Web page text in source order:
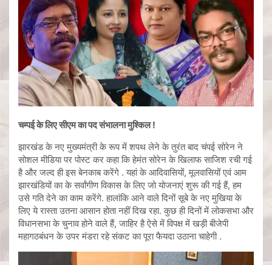
चम्पई के लिए सीएम का पद संभालना मुश्किल!
झारखंड के नए मुख्यमंत्री के रूप में शपथ लेने के तुरंत बाद चंपई सोरेन ने
सोशल मीडिया पर पोस्ट कर कहा कि हेमंत सोरेन के खिलाफ साजिश रची गई
है और जल्द ही इस बेनकाब करेंगे . यहां के आदिवासियों, मूलवासियों एवं आम
झारखंडियों का के सर्वांगीण विकास के लिए जो योजनाएं शुरू की गई हैं, हम
उसे गति देने का काम करेंगे. हालांकि आने वाले दिनों सूबे के नए मुखिया के
लिए ये रास्ता उतना आसान होता नहीं दिख रहा. कुछ ही दिनों में लोकसभा और
विधानसभा के चुनाव होने वाले हैं, जाहिर है ऐसे में विपक्ष में खड़ी बीजेपी
महागठबंधन के उपर मंडरा रहे संकट का पूरा फैयदा उठाना चाहेगी .